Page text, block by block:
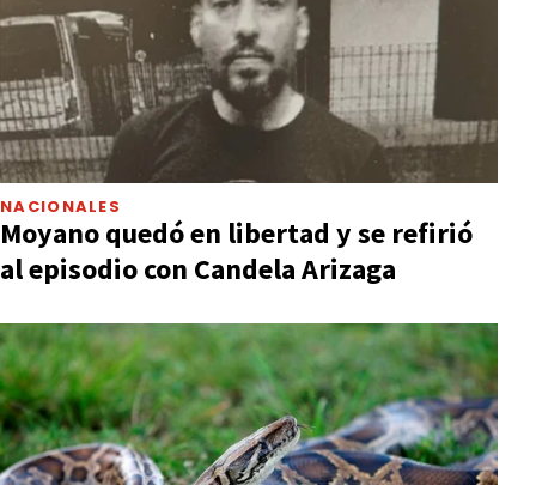
NACIONALES
Moyano quedó en libertad y se refirió
al episodio con Candela Arizaga